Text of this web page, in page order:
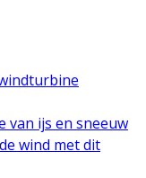
van ijs en sneeuw
wind met dit